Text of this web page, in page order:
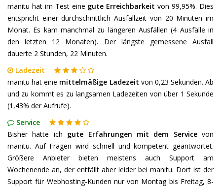
manitu hat im Test eine gute Erreichbarkeit von 99,95%. Dies
entspricht einer durchschnittlich Ausfallzeit von 20 Minuten im
Monat. Es kam manchmal zu längeren Ausfällen (4 Ausfälle in
den letzten 12 Monaten). Der längste gemessene Ausfall
dauerte 2 Stunden, 22 Minuten.
Ladezeit
manitu hat eine mittelmäßige Ladezeit von 0,23 Sekunden. Ab
und zu kommt es zu langsamen Ladezeiten von über 1 Sekunde
(1,43% der Aufrufe).
Service
Bisher hatte ich gute Erfahrungen mit dem Servicevon
manitu. Auf Fragen wird schnell und kompetent geantwortet.
Größere Anbieter bieten meistens auch Support am
Wochenende an, der entfällt aber leider bei manitu. Dort ist der
Support für Webhosting-Kunden nur von Montag bis Freitag, 8-